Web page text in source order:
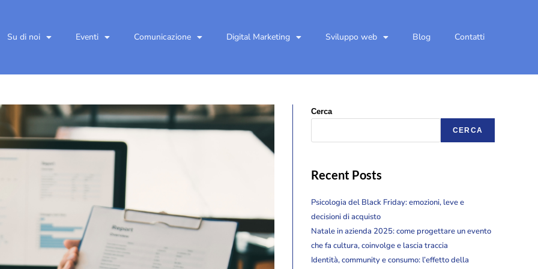
Su di noi Eventi Comunicazione Digital Marketing Sviluppo web Blog Contatti
Cerca
CERCA
Recent Posts
Psicologia del Black Friday: emozioni, leve e
decisioni di acquisto
Natale in azienda 2025: come progettare un evento
che fa cultura, coinvolge e lascia traccia
Identità, community e consumo: l’effetto della